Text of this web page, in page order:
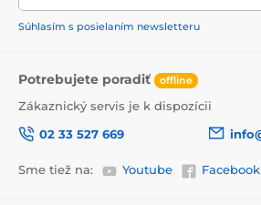
Súhlasím s posielaním newsletteru
Potrebujete poradiť offline
Zákaznický servis je k dispozícii
02 33 527 669
Sme tiež na: Youtube Facebook